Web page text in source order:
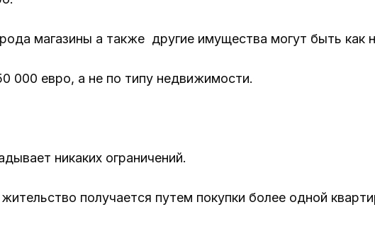
магазины а также другие имущества могут быть как
000 евро, а не по типу недвижимости.
никаких ограничений.
получается путем покупки более одной